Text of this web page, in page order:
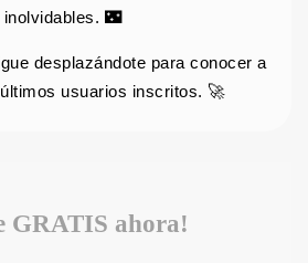
🌃
desplazándote para conocer a
usuarios inscritos. 🚀
GRATIS ahora!